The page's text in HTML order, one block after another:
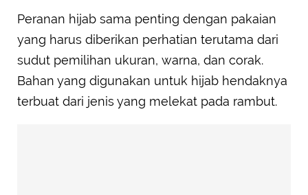
Peranan hijab sama penting dengan pakaian
yang harus diberikan perhatian terutama dari
sudut pemilihan ukuran, warna, dan corak.
Bahan yang digunakan untuk hijab hendaknya
terbuat dari jenis yang melekat pada rambut.